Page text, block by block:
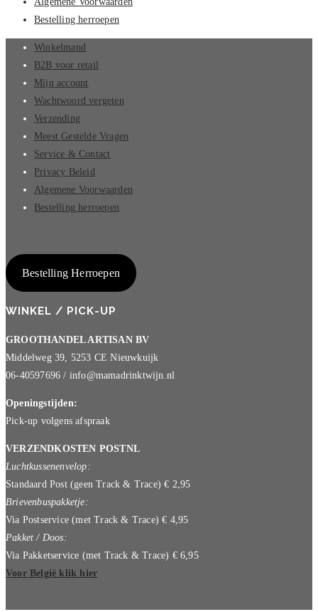
Bestelling herroepen
Winkelmand
B2B voor retail
Mijn account
Wachtwoord vergeten
Verzending
Meest Gestelde Vragen
Service & Contact
Privacy Beleid
Algemene Voorwaarden
Bestelling herroepen
Bestelling Herroepen
WINKEL / PICK-UP
GROOTHANDEL ARTISAN BV
Middelweg 39, 5253 CE Nieuwkuijk
06-40597696 / info@mamadrinktwijn.nl
Openingstijden:
Pick-up volgens afspraak
VERZENDKOSTEN POSTNL
Luchtkussenenvelop:
Standaard Post (geen Track & Trace) € 2,95
Brievenbuspakketje:
Via Postservice (met Track & Trace) € 4,95
Pakket / Doos:
Via Pakketservice (met Track & Trace) € 6,95
Voor België klik hier